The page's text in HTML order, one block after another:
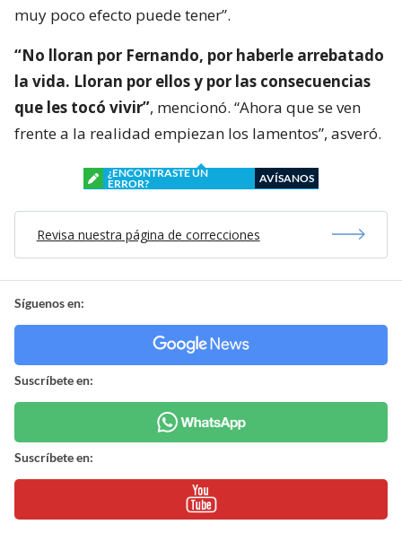
muy poco efecto puede tener”.
“No lloran por Fernando, por haberle arrebatado
la vida. Lloran por ellos y por las consecuencias
que les tocó vivir”, mencionó. “Ahora que se ven
frente a la realidad empiezan los lamentos”, asveró.
¿ENCONTRASTE UN
ERROR?
AVÍSANOS
Revisa nuestra página de correcciones
Síguenos en:
Suscríbete en:
Suscríbete en: